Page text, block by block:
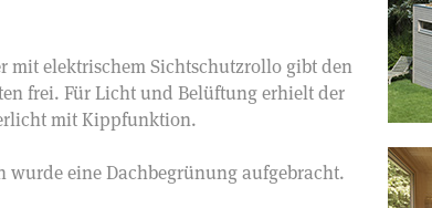
mit elektrischem Sichtschutzrollo gibt den
frei. Für Licht und Belüftung erhielt der
mit Kippfunktion.
wurde eine Dachbegrünung aufgebracht.